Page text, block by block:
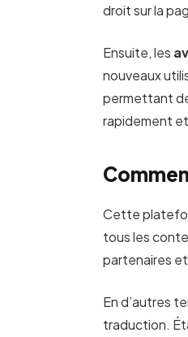
droit sur la
Ensuite, les
nouveaux
permettant
rapidement
Cette
tous les
partenaires
En d’autres
traduction.